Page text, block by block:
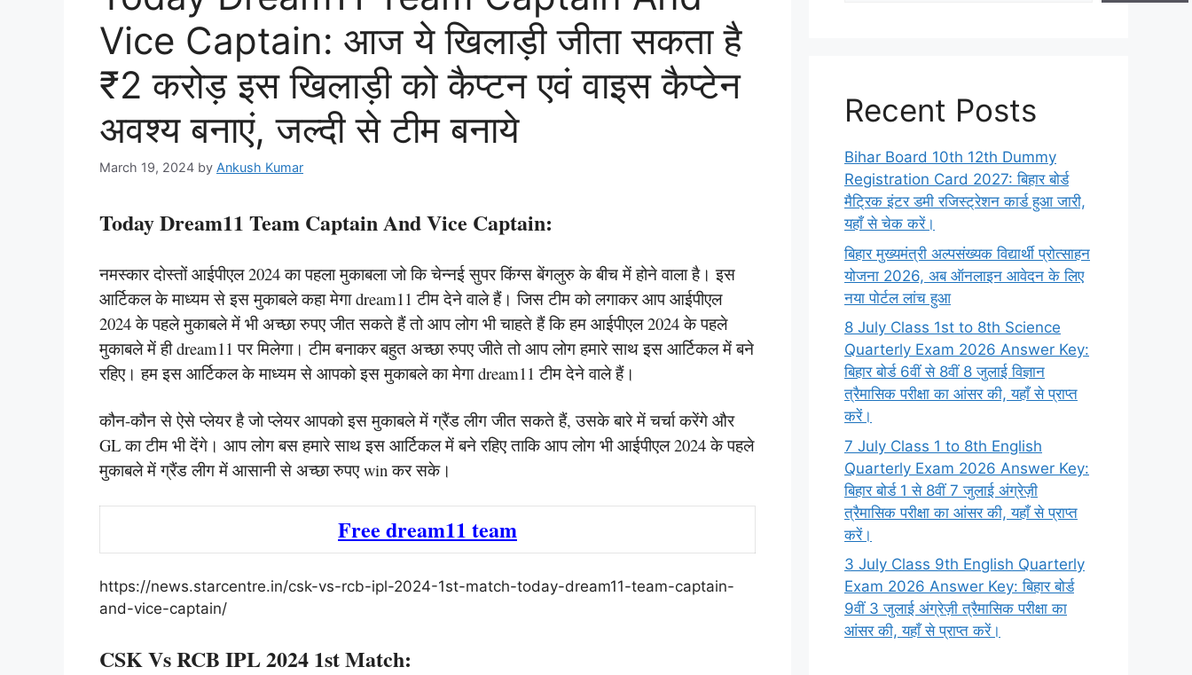
Vice Captain: आज ये खिलाड़ी जीता सकता है
₹2 करोड़ इस खिलाड़ी को कैप्टन एवं वाइस कैप्टेन
अवश्य बनाएं, जल्दी से टीम बनाये
March 19, 2024 by Ankush Kumar
Today Dream11 Team Captain And Vice Captain:
नमस्कार दोस्तों आईपीएल 2024 का पहला मुकाबला जो कि चेन्नई सुपर किंग्स बेंगलुरु के बीच में होने वाला है। इस
आर्टिकल के माध्यम से इस मुकाबले कहा मेगा dream11 टीम देने वाले हैं। जिस टीम को लगाकर आप आईपीएल
2024 के पहले मुकाबले में भी अच्छा रुपए जीत सकते हैं तो आप लोग भी चाहते हैं कि हम आईपीएल 2024 के पहले
मुकाबले में ही dream11 पर मिलेगा। टीम बनाकर बहुत अच्छा रुपए जीते तो आप लोग हमारे साथ इस आर्टिकल में बने
रहिए। हम इस आर्टिकल के माध्यम से आपको इस मुकाबले का मेगा dream11 टीम देने वाले हैं।
कौन-कौन से ऐसे प्लेयर है जो प्लेयर आपको इस मुकाबले में ग्रैंड लीग जीत सकते हैं, उसके बारे में चर्चा करेंगे और
GL का टीम भी देंगे। आप लोग बस हमारे साथ इस आर्टिकल में बने रहिए ताकि आप लोग भी आईपीएल 2024 के पहले
मुकाबले में ग्रैंड लीग में आसानी से अच्छा रुपए win कर सके।
Free dream11 team
https://news.starcentre.in/csk-vs-rcb-ipl-2024-1st-match-today-dream11-team-captain-
and-vice-captain/
CSK Vs RCB IPL 2024 1st Match:
Recent Posts
Bihar Board 10th 12th Dummy
Registration Card 2027: बिहार बोर्ड
मैट्रिक इंटर डमी रजिस्ट्रेशन कार्ड हुआ जारी,
यहाँ से चेक करें।
बिहार मुख्यमंत्री अल्पसंख्यक विद्यार्थी प्रोत्साहन
योजना 2026, अब ऑनलाइन आवेदन के लिए
नया पोर्टल लांच हुआ
8 July Class 1st to 8th Science
Quarterly Exam 2026 Answer Key:
बिहार बोर्ड 6वीं से 8वीं 8 जुलाई विज्ञान
त्रैमासिक परीक्षा का आंसर की, यहाँ से प्राप्त
करें।
7 July Class 1 to 8th English
Quarterly Exam 2026 Answer Key:
बिहार बोर्ड 1 से 8वीं 7 जुलाई अंग्रेज़ी
त्रैमासिक परीक्षा का आंसर की, यहाँ से प्राप्त
करें।
3 July Class 9th English Quarterly
Exam 2026 Answer Key: बिहार बोर्ड
9वीं 3 जुलाई अंग्रेज़ी त्रैमासिक परीक्षा का
आंसर की, यहाँ से प्राप्त करें।